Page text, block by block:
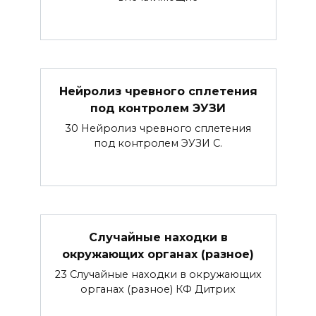
Нейролиз чревного сплетения
под контролем ЭУЗИ
30 Нейролиз чревного сплетения
под контролем ЭУЗИ С.
Случайные находки в
окружающих органах (разное)
23 Случайные находки в окружающих
органах (разное) КФ Дитрих